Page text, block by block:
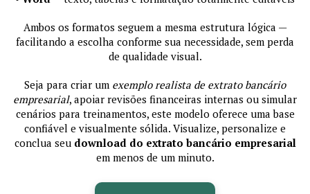
Ambos os formatos seguem a mesma estrutura lógica —
facilitando a escolha conforme sua necessidade, sem perda
de qualidade visual.
Seja para criar um exemplo realista de extrato bancário
empresarial, apoiar revisões financeiras internas ou simular
cenários para treinamentos, este modelo oferece uma base
confiável e visualmente sólida. Visualize, personalize e
conclua seu download do extrato bancário empresarial
em menos de um minuto.